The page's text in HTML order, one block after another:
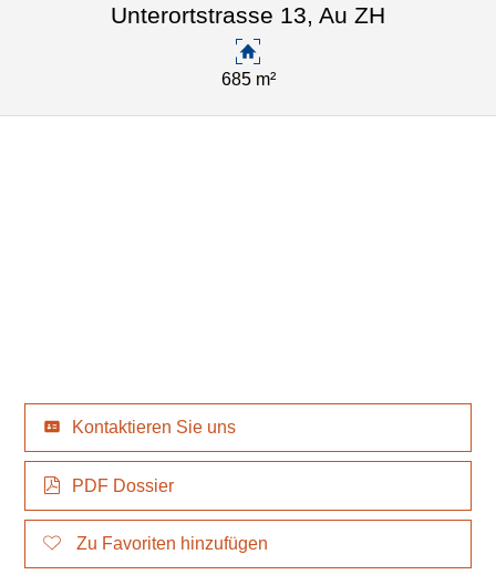
Unterortstrasse 13, Au ZH
685 m²
Kontaktieren Sie uns
PDF Dossier
Zu Favoriten hinzufügen